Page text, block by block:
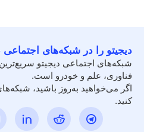
دیجیتو را در شبکه‌های اجتماعی
شبکه‌های اجتماعی دیجیتو
فناوری، علم و خودرو است.
اگر می‌خواهید به‌روز باشید،
کنید.